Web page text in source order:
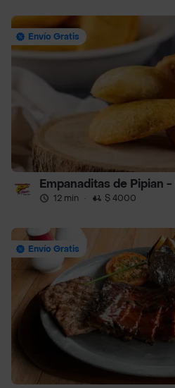
Envío Gratis
Empanaditas de Pipian -
12 min · $ 4000
Envío Gratis